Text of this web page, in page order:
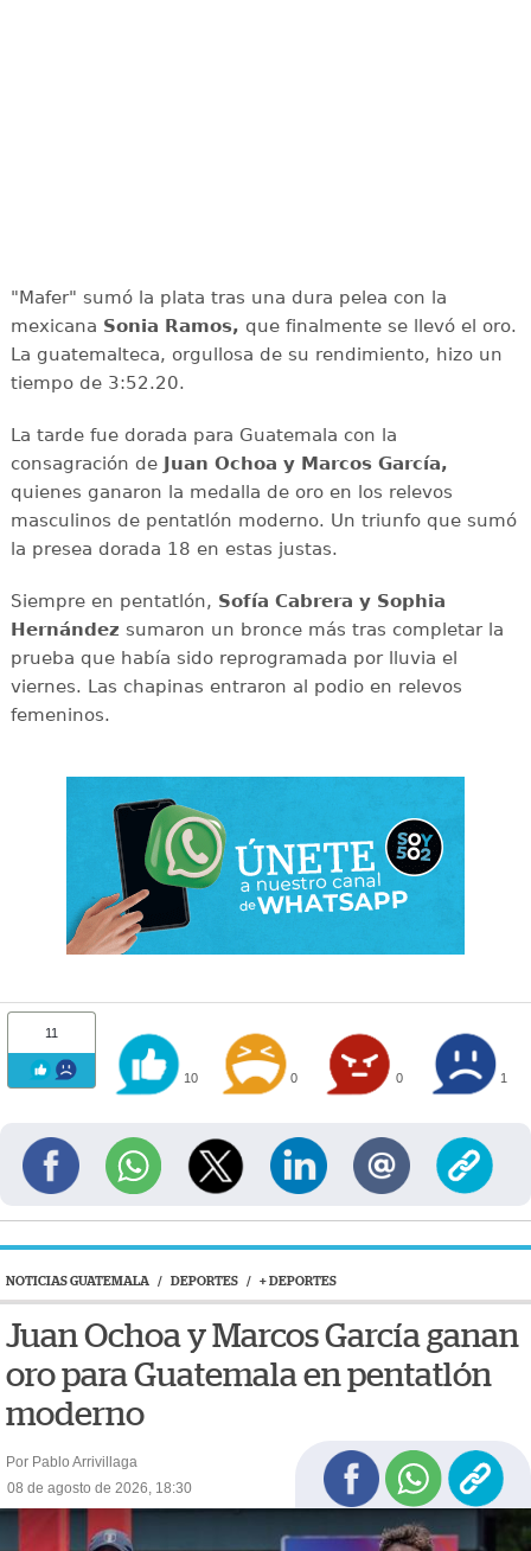
"Mafer" sumó la plata tras una dura pelea con la
mexicana Sonia Ramos, que finalmente se llevó el oro.
La guatemalteca, orgullosa de su rendimiento, hizo un
tiempo de 3:52.20.
La tarde fue dorada para Guatemala con la
consagración de
Juan Ochoa y Marcos García,
quienes ganaron la medalla de oro en los relevos
masculinos de pentatlón moderno. Un triunfo que sumó
la presea dorada 18 en estas justas.
Siempre en pentatlón, Sofía Cabrera y Sophia
Hernández sumaron un bronce más tras completar la
prueba que había sido reprogramada por lluvia el
viernes. Las chapinas entraron al podio en relevos
femeninos.
11
10 0 0 1
NOTICIAS GUATEMALA / DEPORTES / + DEPORTES
Juan Ochoa y Marcos García ganan
oro para Guatemala en pentatlón
moderno
Por Pablo Arrivillaga
08 de agosto de 2026, 18:30